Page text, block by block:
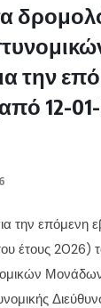
την
12-
την
έτους 2026)
Μονάδων